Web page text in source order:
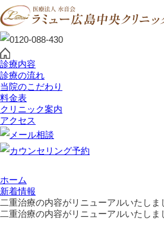
診療内容
診療の流れ
当院のこだわり
料金表
クリニック案内
アクセス
ホーム
新着情報
二重治療の内容がリニューアルいたしま
二重治療の内容がリニューアルいたしま